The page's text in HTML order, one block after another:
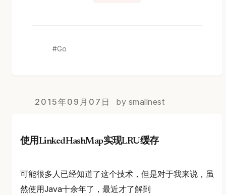
Go
2015年09月07日 by smallnest
使用LinkedHashMap实现LRU缓存
可能很多人已经知道了这个技术，但是对于我来说，虽
然使用Java十余年了，最近才了解到